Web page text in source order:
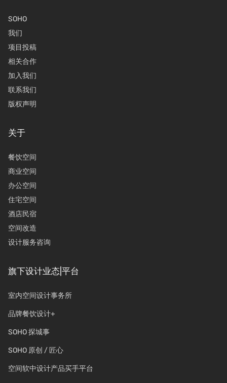
SOHO
我们
项目投稿
相关合作
加入我们
联系我们
版权声明
关于
餐饮空间
商业空间
办公空间
住宅空间
酒店民宿
空间改造
设计服务咨询
旗下设计业态|平台
室内空间设计事务所
品牌餐饮设计+
SOHO 探城事
SOHO 原创 / 匠心
空间软中设计产品买手平台